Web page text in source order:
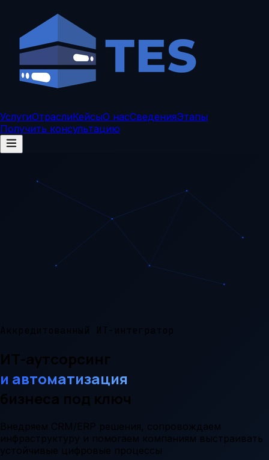
УслугиОтраслиКейсыО насСведенияЭтапы
Получить консультацию
Аккредитованный ИТ-интегратор
ИТ-аутсорсинг
и автоматизация
бизнеса под ключ
Внедряем CRM/ERP решения, сопровождаем
инфраструктуру и помогаем компаниям выстраивать
устойчивые цифровые процессы